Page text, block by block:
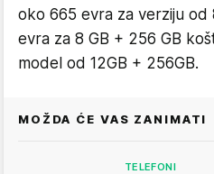
oko 665 evra za verziju od
evra za 8 GB + 256 GB
model od 12GB + 256GB.
MOŽDA ĆE VAS ZANIMATI
TELEFONI